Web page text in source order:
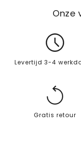
Onze
Levertijd 3-4
Gratis retour